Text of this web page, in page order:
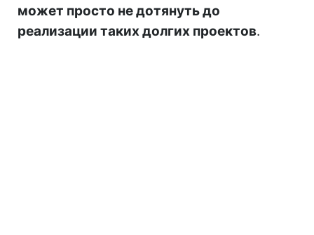
может просто не дотянуть до
реализации таких долгих проектов.